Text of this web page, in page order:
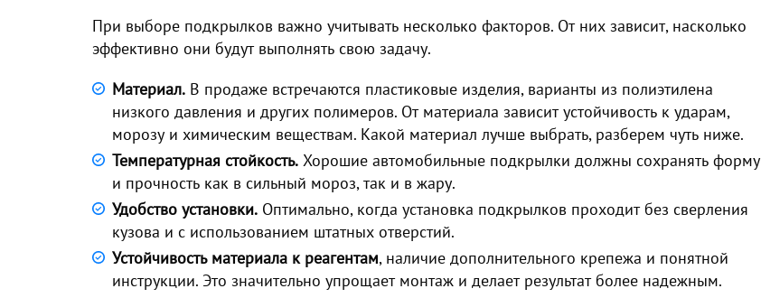
При выборе подкрылков важно учитывать несколько факторов. От них зависит, насколько
эффективно они будут выполнять свою задачу.
Материал. В продаже встречаются пластиковые изделия, варианты из полиэтилена
низкого давления и других полимеров. От материала зависит устойчивость к ударам,
морозу и химическим веществам. Какой материал лучше выбрать, разберем чуть ниже.
Температурная стойкость. Хорошие автомобильные подкрылки должны сохранять форму
и прочность как в сильный мороз, так и в жару.
Удобство установки. Оптимально, когда установка подкрылков проходит без сверления
кузова и с использованием штатных отверстий.
Устойчивость материала к реагентам, наличие дополнительного крепежа и понятной
инструкции. Это значительно упрощает монтаж и делает результат более надежным.